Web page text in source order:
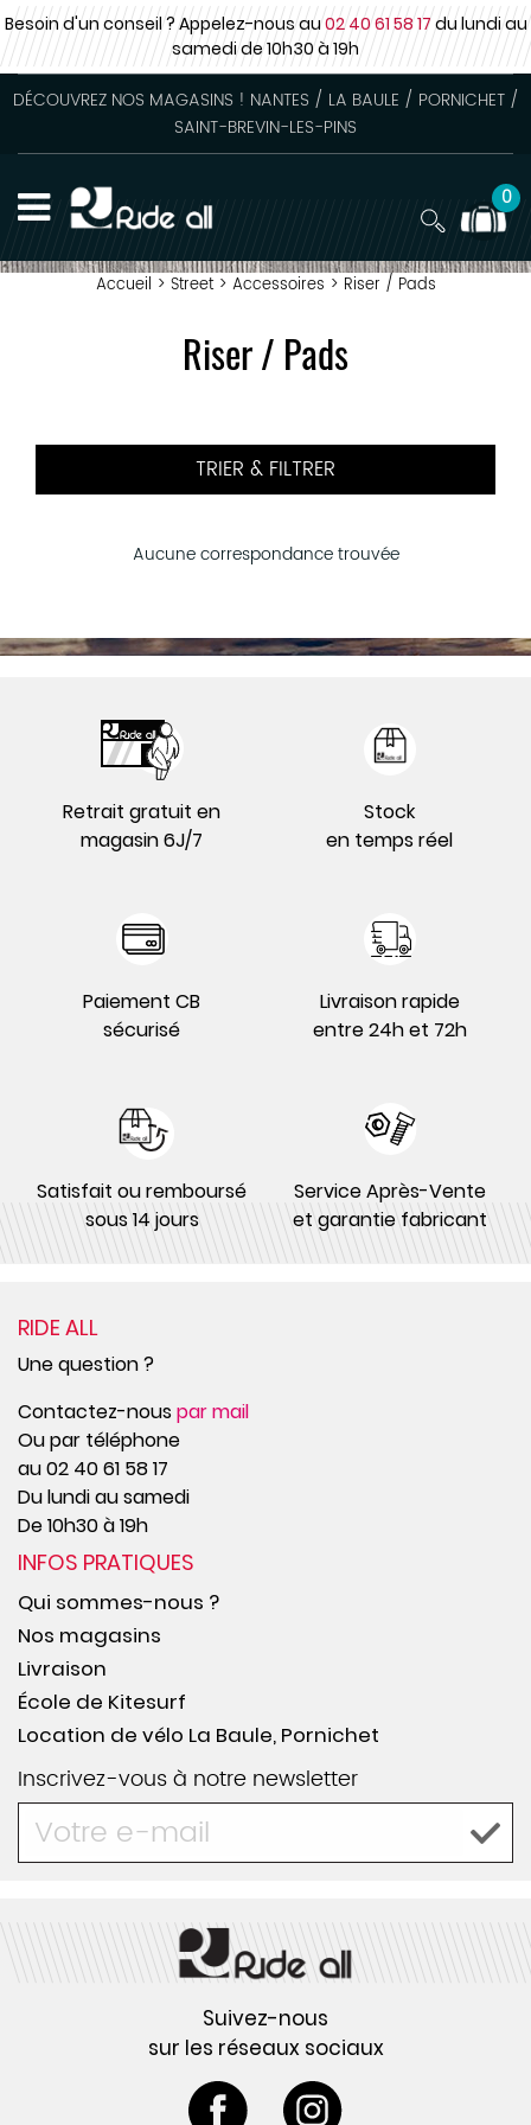
Besoin d'un conseil ? Appelez-nous au02 40 61 58 17du lundi au
samedide 10h30 à 19h
DÉCOUVREZ NOS MAGASINS ! NANTES / LA BAULE / PORNICHET /
SAINT-BREVIN-LES-PINS
0
Accueil > Street > Accessoires > Riser / Pads
Riser / Pads
TRIER & FILTRER
Aucune correspondance trouvée
Retrait gratuit en
magasin 6J/7
Stock
en temps réel
Paiement CB
sécurisé
Livraison rapide
entre 24h et 72h
Satisfait ou remboursé
sous 14 jours
Service Après-Vente
et garantie fabricant
RIDE ALL
Une question ?
Contactez-nouspar mail
Ou par téléphone
au 02 40 61 58 17
Du lundi au samedi
De 10h30 à 19h
INFOS PRATIQUES
Qui sommes-nous ?
Nos magasins
Livraison
École de Kitesurf
Location de vélo La Baule, Pornichet
Inscrivez-vous à notre newsletter
Suivez-nous
sur les réseaux sociaux